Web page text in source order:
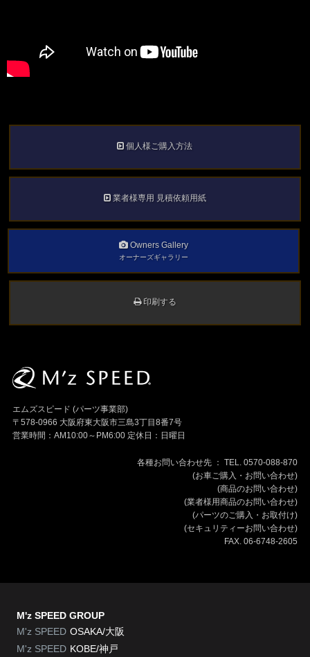
個人様ご購入方法
業者様専用 見積依頼用紙
Owners Gallery
オーナーズギャラリー
印刷する
エムズスピード (パーツ事業部)
〒578-0966 大阪府東大阪市三島3丁目8番7号
営業時間：AM10:00～PM6:00 定休日：日曜日
各種お問い合わせ先 ： TEL. 0570-088-870
(お車ご購入・お問い合わせ)
(商品のお問い合わせ)
(業者様用商品のお問い合わせ)
(パーツのご購入・お取付け)
(セキュリティーお問い合わせ)
FAX. 06-6748-2605
M'z SPEED GROUP
M'z SPEED OSAKA/大阪
M'z SPEED KOBE/神戸